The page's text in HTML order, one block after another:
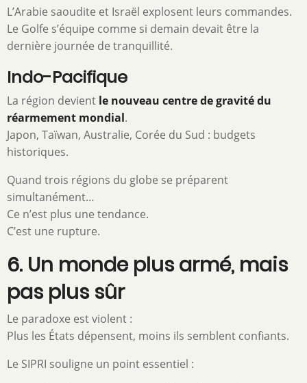
L’Arabie saoudite et Israël explosent leurs commandes.
Le Golfe s’équipe comme si demain devait être la
dernière journée de tranquillité.
Indo-Pacifique
La région devient le nouveau centre de gravité du
réarmement mondial.
Japon, Taïwan, Australie, Corée du Sud : budgets
historiques.
Quand trois régions du globe se préparent
simultanément…
Ce n’est plus une tendance.
C’est une rupture.
6. Un monde plus armé, mais
pas plus sûr
Le paradoxe est violent :
Plus les États dépensent, moins ils semblent confiants.
Le SIPRI souligne un point essentiel :